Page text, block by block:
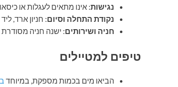
נגישות: אינו מתאים לעגלות או
נקודת התחלה וסיום: חניון ארד,
חניה ושירותים: ישנה חניה מסודרת
טיפים למטיילים
הביאו מים בכמות מספקת, במיוחד